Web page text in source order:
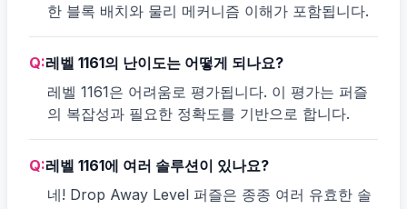
한 블록 배치와 물리 메커니즘 이해가 포함됩니다.
Q:레벨 1161의 난이도는 어떻게 되나요?
레벨 1161은 어려움로 평가됩니다. 이 평가는 퍼즐
의 복잡성과 필요한 정확도를 기반으로 합니다.
Q:레벨 1161에 여러 솔루션이 있나요?
네! Drop Away Level 퍼즐은 종종 여러 유효한 솔